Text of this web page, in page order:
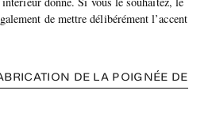
de mettre délibérément l’accent
DE LA POIGNÉE DE